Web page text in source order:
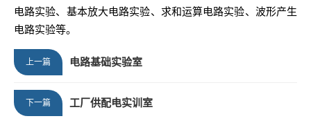
电路实验、基本放大电路实验、求和运算电路实验、波形产生
电路实验等。
上一篇 电路基础实验室
下一篇 工厂供配电实训室